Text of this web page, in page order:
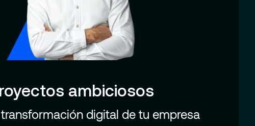
ambiciosos
digital de tu empresa